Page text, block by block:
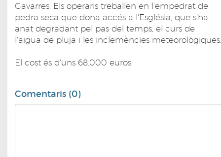
Gavarres. Els operaris treballen en l'empedrat de
pedra seca que dona accés a l'Església, que s'ha
anat degradant pel pas del temps, el curs de
l'aigua de pluja i les inclemències meteorològiques.
El cost és d'uns 68.000 euros.
Comentaris (0)